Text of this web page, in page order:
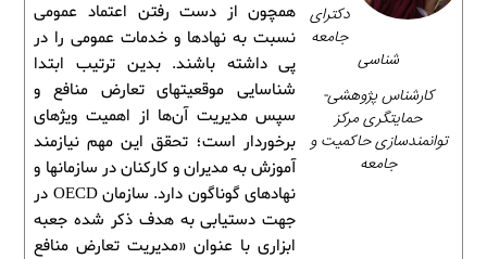
همچون از دست رفتن اعتماد عمومی
نسبت به نهادها و خدمات عمومی را در
پی داشته باشند. بدین ترتیب ابتدا
شناسایی موقعیت­های تعارض منافع و
سپس مدیریت آن‌ها از اهمیت ویژه­ای
برخوردار است؛ تحقق این مهم نیازمند
آموزش به مدیران و کارکنان در سازمان­ها و
نهادهای گوناگون دارد. سازمان OECD در
جهت دستیابی به هدف ذکر شده جعبه
ابزاری با عنوان «مدیریت تعارض منافع
دکترای
جامعه
شناسی
کارشناس پژوهشی-
حمایتگری مرکز
توانمندسازی حاکمیت و
جامعه